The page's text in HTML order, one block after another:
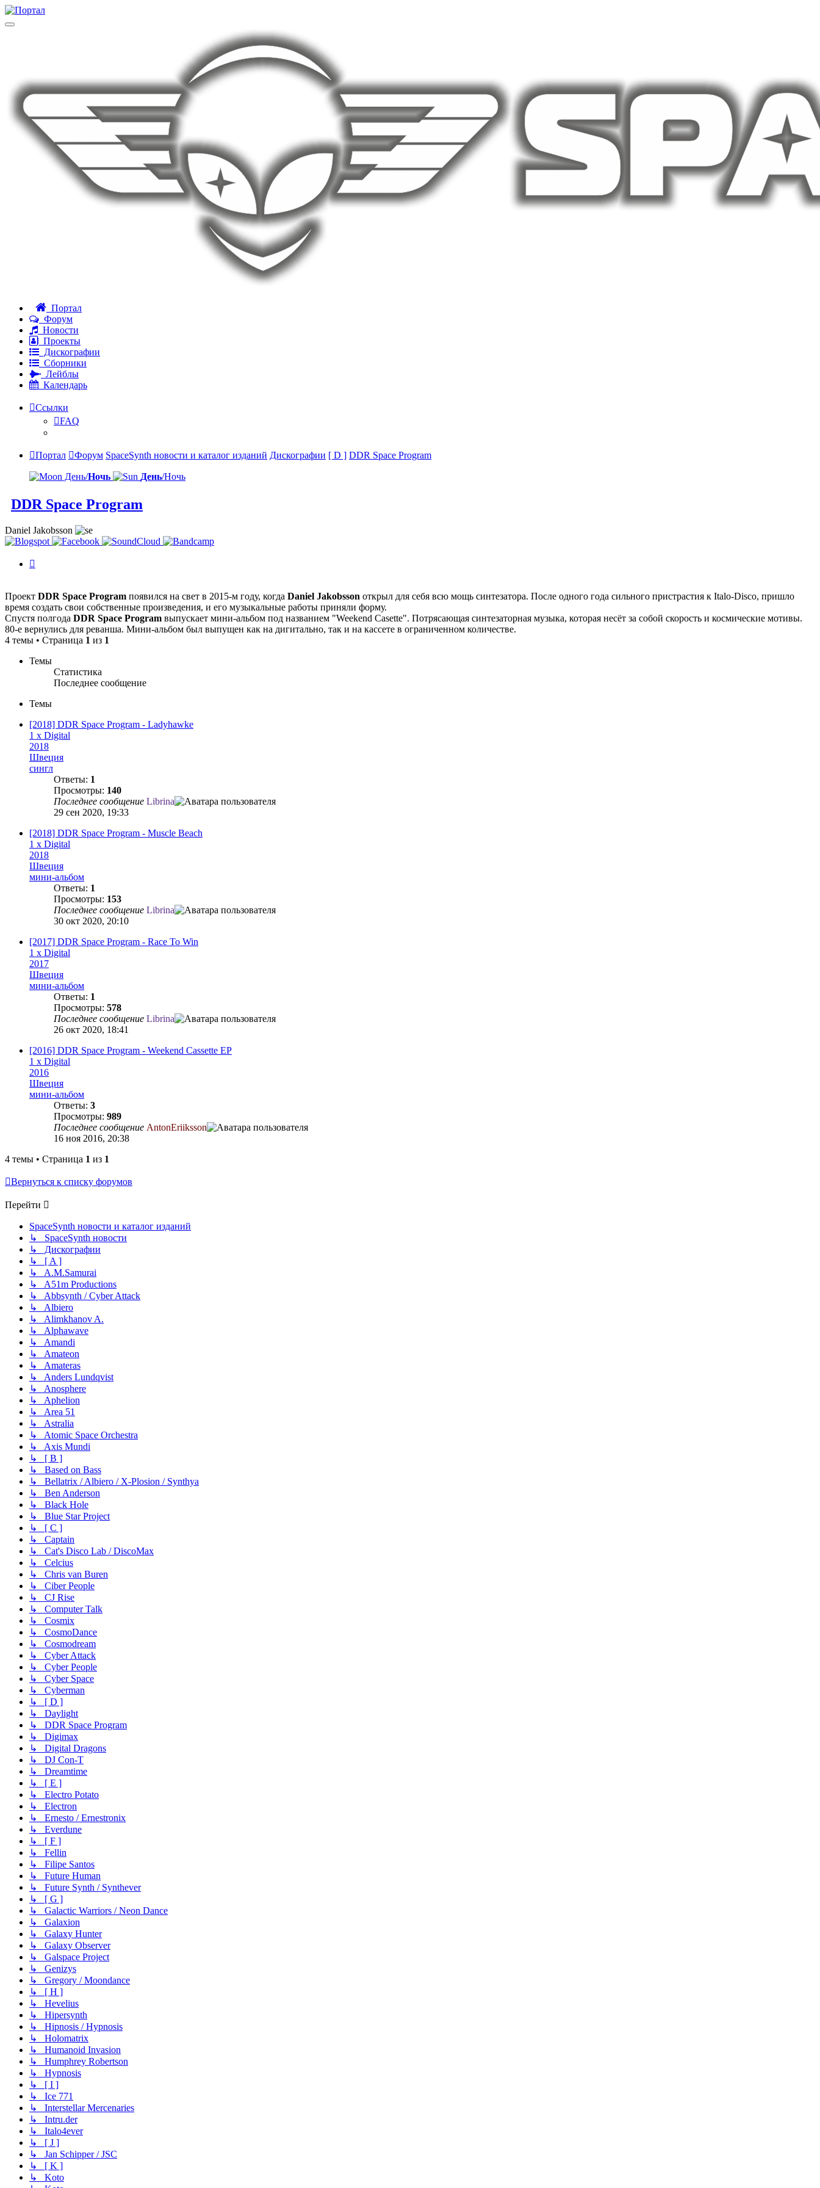
Портал
Форум
Новости
Проекты
Дискографии
Сборники
Лейблы
Календарь
Ссылки
FAQ
Портал Форум SpaceSynth новости и каталог изданий Дискографии [ D ] DDR Space Program
День/Ночь День/Ночь
DDR Space Program
Daniel Jakobsson
Проект DDR Space Program появился на свет в 2015-м году, когда Daniel Jakobsson открыл для себя всю мощь синтезатора. После одного года сильного пристрастия к Italo-Disco, пришло
время создать свои собственные произведения, и его музыкальные работы приняли форму.
Спустя полгода DDR Space Program выпускает мини-альбом под названием "Weekend Casette". Потрясающая синтезаторная музыка, которая несёт за собой скорость и космические мотивы.
80-е вернулись для реванша. Мини-альбом был выпущен как на дигитально, так и на кассете в ограниченном количестве.
4 темы • Страница 1 из 1
Темы
Статистика
Последнее сообщение
Темы
[2018] DDR Space Program - Ladyhawke
1 x Digital
2018
Швеция
сингл
Ответы: 1
Просмотры: 140
Последнее сообщение Librina
29 сен 2020, 19:33
[2018] DDR Space Program - Muscle Beach
1 x Digital
2018
Швеция
мини-альбом
Ответы: 1
Просмотры: 153
Последнее сообщение Librina
30 окт 2020, 20:10
[2017] DDR Space Program - Race To Win
1 x Digital
2017
Швеция
мини-альбом
Ответы: 1
Просмотры: 578
Последнее сообщение Librina
26 окт 2020, 18:41
[2016] DDR Space Program - Weekend Cassette EP
1 x Digital
2016
Швеция
мини-альбом
Ответы: 3
Просмотры: 989
Последнее сообщение AntonEriiksson
16 ноя 2016, 20:38
4 темы • Страница 1 из 1
Вернуться к списку форумов
Перейти
SpaceSynth новости и каталог изданий
↳ SpaceSynth новости
↳ Дискографии
↳ [ A ]
↳ A.M.Samurai
↳ A51m Productions
↳ Abbsynth / Cyber Attack
↳ Albiero
↳ Alimkhanov A.
↳ Alphawave
↳ Amandi
↳ Amateon
↳ Amateras
↳ Anders Lundqvist
↳ Anosphere
↳ Aphelion
↳ Area 51
↳ Astralia
↳ Atomic Space Orchestra
↳ Axis Mundi
↳ [ B ]
↳ Based on Bass
↳ Bellatrix / Albiero / X-Plosion / Synthya
↳ Ben Anderson
↳ Black Hole
↳ Blue Star Project
↳ [ C ]
↳ Captain
↳ Cat's Disco Lab / DiscoMax
↳ Celcius
↳ Chris van Buren
↳ Ciber People
↳ CJ Rise
↳ Computer Talk
↳ Cosmix
↳ CosmoDance
↳ Cosmodream
↳ Cyber Attack
↳ Cyber People
↳ Cyber Space
↳ Cyberman
↳ [ D ]
↳ Daylight
↳ DDR Space Program
↳ Digimax
↳ Digital Dragons
↳ DJ Con-T
↳ Dreamtime
↳ [ E ]
↳ Electro Potato
↳ Electron
↳ Ernesto / Ernestronix
↳ Everdune
↳ [ F ]
↳ Fellin
↳ Filipe Santos
↳ Future Human
↳ Future Synth / Synthever
↳ [ G ]
↳ Galactic Warriors / Neon Dance
↳ Galaxion
↳ Galaxy Hunter
↳ Galaxy Observer
↳ Galspace Project
↳ Genizys
↳ Gregory / Moondance
↳ [ H ]
↳ Hevelius
↳ Hipersynth
↳ Hipnosis / Hypnosis
↳ Holomatrix
↳ Humanoid Invasion
↳ Humphrey Robertson
↳ Hypnosis
↳ [ I ]
↳ Ice 771
↳ Interstellar Mercenaries
↳ Intru.der
↳ Italo4ever
↳ [ J ]
↳ Jan Schipper / JSC
↳ [ K ]
↳ Koto